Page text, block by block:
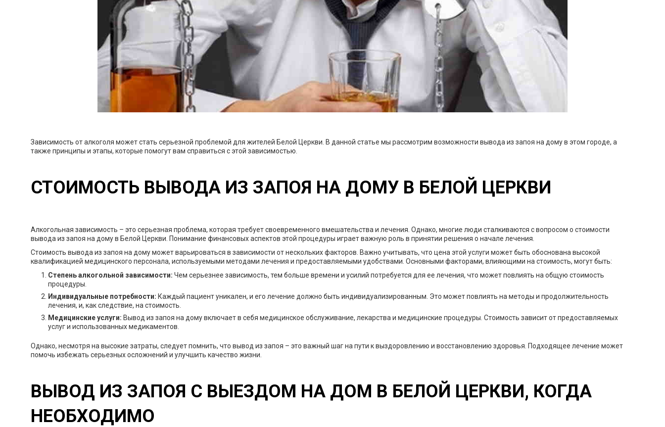
Зависимость от алкоголя может стать серьезной проблемой для жителей Белой Церкви. В данной статье мы рассмотрим возможности вывода из запоя на дому в этом городе, а
также принципы и этапы, которые помогут вам справиться с этой зависимостью.
СТОИМОСТЬ ВЫВОДА ИЗ ЗАПОЯ НА ДОМУ В БЕЛОЙ ЦЕРКВИ
Алкогольная зависимость – это серьезная проблема, которая требует своевременного вмешательства и лечения. Однако, многие люди сталкиваются с вопросом о стоимости
вывода из запоя на дому в Белой Церкви. Понимание финансовых аспектов этой процедуры играет важную роль в принятии решения о начале лечения.
Стоимость вывода из запоя на дому может варьироваться в зависимости от нескольких факторов. Важно учитывать, что цена этой услуги может быть обоснована высокой
квалификацией медицинского персонала, используемыми методами лечения и предоставляемыми удобствами. Основными факторами, влияющими на стоимость, могут быть:
Степень алкогольной зависимости: Чем серьезнее зависимость, тем больше времени и усилий потребуется для ее лечения, что может повлиять на общую стоимость
процедуры.
Индивидуальные потребности: Каждый пациент уникален, и его лечение должно быть индивидуализированным. Это может повлиять на методы и продолжительность
лечения, и, как следствие, на стоимость.
Медицинские услуги: Вывод из запоя на дому включает в себя медицинское обслуживание, лекарства и медицинские процедуры. Стоимость зависит от предоставляемых
услуг и использованных медикаментов.
Однако, несмотря на высокие затраты, следует помнить, что вывод из запоя – это важный шаг на пути к выздоровлению и восстановлению здоровья. Подходящее лечение может
помочь избежать серьезных осложнений и улучшить качество жизни.
ВЫВОД ИЗ ЗАПОЯ С ВЫЕЗДОМ НА ДОМ В БЕЛОЙ ЦЕРКВИ, КОГДА
НЕОБХОДИМО